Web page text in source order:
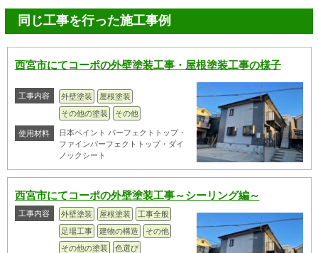
同じ工事を行った施工事例
西宮市にてコーポの外壁塗装工事・屋根塗装工事の様子
工事内容 外壁塗装
屋根塗装
その他の塗装
その他
使用材料
日本ペイント パーフェクトトップ・
ファインパーフェクトトップ・ダイ
ノックシート
西宮市にてコーポの外壁塗装工事～シーリング編～
工事内容 外壁塗装 屋根塗装
工事全般
足場工事
建物の構造
その他
その他の塗装
色選び